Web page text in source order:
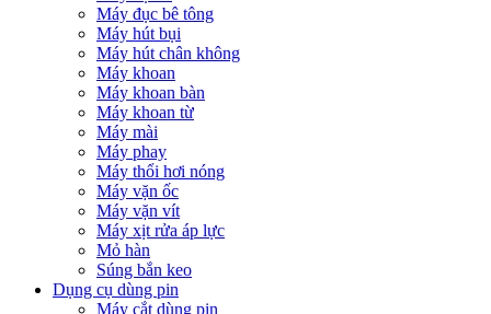
Máy đục bê tông
Máy hút bụi
Máy hút chân không
Máy khoan
Máy khoan bàn
Máy khoan từ
Máy mài
Máy phay
Máy thổi hơi nóng
Máy vặn ốc
Máy vặn vít
Máy xịt rửa áp lực
Mỏ hàn
Súng bắn keo
Dụng cụ dùng pin
Máy cắt dùng pin